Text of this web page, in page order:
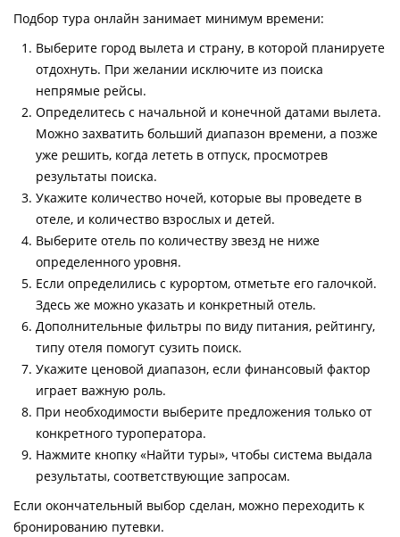
Подбор тура онлайн занимает минимум времени:
Выберите город вылета и страну, в которой планируете
отдохнуть. При желании исключите из поиска
непрямые рейсы.
Определитесь с начальной и конечной датами вылета.
Можно захватить больший диапазон времени, а позже
уже решить, когда лететь в отпуск, просмотрев
результаты поиска.
Укажите количество ночей, которые вы проведете в
отеле, и количество взрослых и детей.
Выберите отель по количеству звезд не ниже
определенного уровня.
Если определились с курортом, отметьте его галочкой.
Здесь же можно указать и конкретный отель.
Дополнительные фильтры по виду питания, рейтингу,
типу отеля помогут сузить поиск.
Укажите ценовой диапазон, если финансовый фактор
играет важную роль.
При необходимости выберите предложения только от
конкретного туроператора.
Нажмите кнопку «Найти туры», чтобы система выдала
результаты, соответствующие запросам.
Если окончательный выбор сделан, можно переходить к
бронированию путевки.